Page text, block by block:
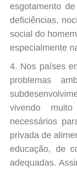
esgotamento
deficiências,
social do
especialmente
4. Nos países
problemas
vivendo
necessários
privada de
educação, de
adequadas.